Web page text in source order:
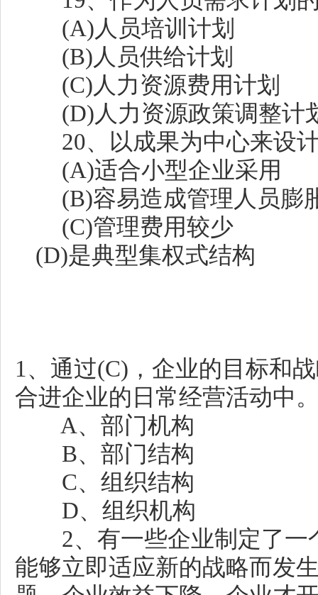
(A)人员培训计划
(B)人员供给计划
(C)人力资源费用计划
(D)人力资源政策调整计
20、以成果为中心来设计
(A)适合小型企业采用
(B)容易造成管理人员膨
(C)管理费用较少
(D)是典型集权式结构
1、通过(C)，企业的目标和
合进企业的日常经营活动中
A、部门机构
B、部门结构
C、组织结构
D、组织机构
2、有一些企业制定了一
能够立即适应新的战略而发